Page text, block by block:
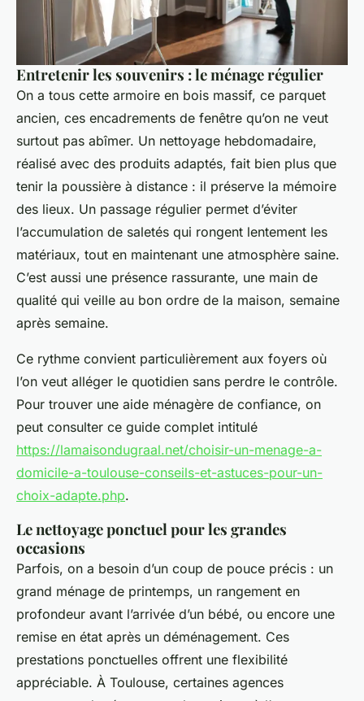
Entretenir les souvenirs : le ménage régulier
On a tous cette armoire en bois massif, ce parquet
ancien, ces encadrements de fenêtre qu’on ne veut
surtout pas abîmer. Un nettoyage hebdomadaire,
réalisé avec des produits adaptés, fait bien plus que
tenir la poussière à distance : il préserve la mémoire
des lieux. Un passage régulier permet d’éviter
l’accumulation de saletés qui rongent lentement les
matériaux, tout en maintenant une atmosphère saine.
C’est aussi une présence rassurante, une main de
qualité qui veille au bon ordre de la maison, semaine
après semaine.
Ce rythme convient particulièrement aux foyers où
l’on veut alléger le quotidien sans perdre le contrôle.
Pour trouver une aide ménagère de confiance, on
peut consulter ce guide complet intitulé
https://lamaisondugraal.net/choisir-un-menage-a-
domicile-a-toulouse-conseils-et-astuces-pour-un-
choix-adapte.php.
Le nettoyage ponctuel pour les grandes
occasions
Parfois, on a besoin d’un coup de pouce précis : un
grand ménage de printemps, un rangement en
profondeur avant l’arrivée d’un bébé, ou encore une
remise en état après un déménagement. Ces
prestations ponctuelles offrent une flexibilité
appréciable. À Toulouse, certaines agences